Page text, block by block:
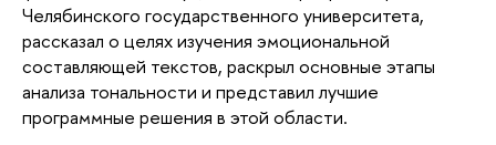
Челябинского государственного университета,
рассказал о целях изучения эмоциональной
составляющей текстов, раскрыл основные этапы
анализа тональности и представил лучшие
программные решения в этой области.